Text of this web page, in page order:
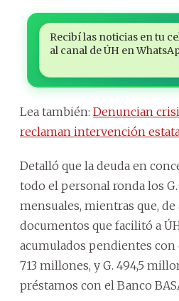
Recibí las noticias en tu
al canal de ÚH en
Lea también: Denuncian
reclaman intervención
Detalló que la deuda en
todo el personal ronda los
mensuales, mientras que, de
documentos que facilitó a
acumulados pendientes con
713 millones, y G. 494,5
préstamos con el Banco